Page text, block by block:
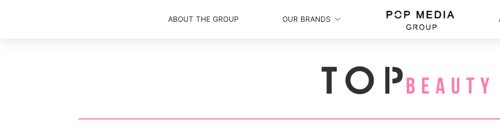
ABOUT THE GROUP OUR BRANDS